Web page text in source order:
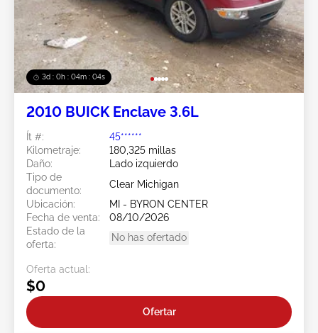
3d : 0h : 04m : 02s
2010 BUICK Enclave 3.6L
Ít #:
45******
Kilometraje:
180,325 millas
Daño:
Lado izquierdo
Tipo de
documento:
Clear Michigan
Ubicación:
MI - BYRON CENTER
Fecha de venta:
08/10/2026
Estado de la
oferta:
No has ofertado
Oferta actual:
$0
Ofertar